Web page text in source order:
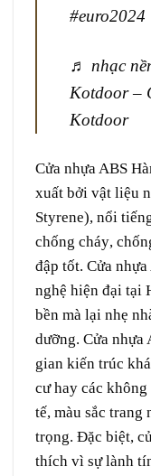
#euro2024
♬ nhạc
Kotdoor –
Kotdoor
Cửa nhựa ABS
xuất bởi vật liệu
Styrene), nổi
chống cháy,
đập tốt. Cửa nhựa
nghệ hiện đại tại
bền mà lại nhẹ
dưỡng. Cửa nhựa
gian kiến trúc
cư hay các không
tế, màu sắc trang
trọng. Đặc biệt,
thích vì sự lành